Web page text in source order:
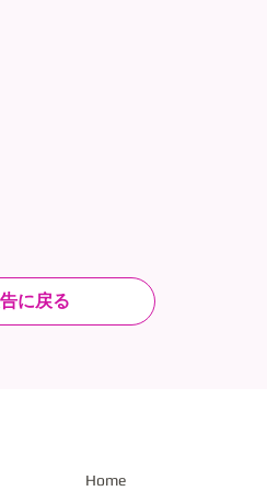
に戻る
​Home